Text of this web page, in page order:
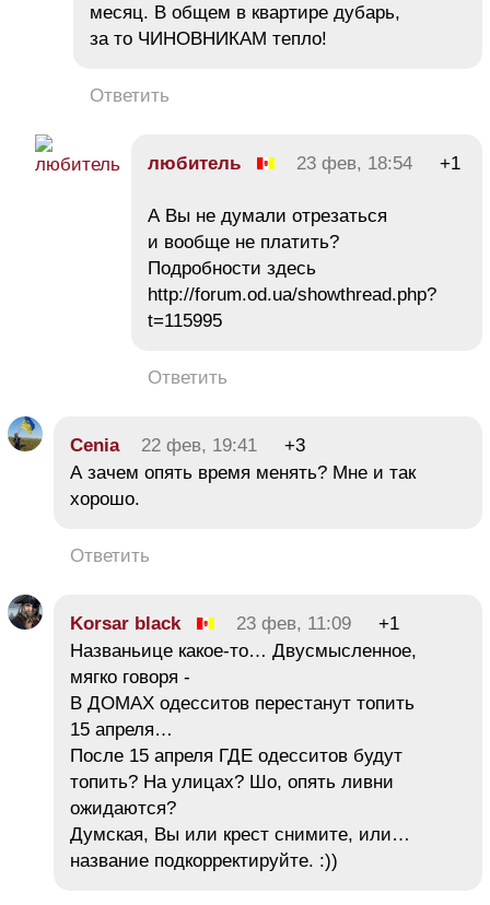
месяц. В общем в квартире дубарь,
за то ЧИНОВНИКАМ тепло!
Ответить
любитель 23 фев, 18:54 +1
А Вы не думали отрезаться
и вообще не платить?
Подробности здесь
http://forum.od.ua/showthread.php?
t=115995
Ответить
Cenia 22 фев, 19:41
+3
А зачем опять время менять? Мне и так
хорошо.
Ответить
Korsar black 23 фев, 11:09
+1
Названьице какое-то… Двусмысленное,
мягко говоря -
В ДОМАХ одесситов перестанут топить
15 апреля…
После 15 апреля ГДЕ одесситов будут
топить? На улицах? Шо, опять ливни
ожидаются?
Думская, Вы или крест снимите, или…
название подкорректируйте. :))